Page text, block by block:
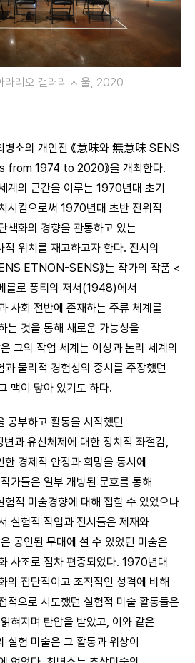
라리오 갤러리 서울, 2020
병소의 개인전 《意味와 無意味 SENS
1974 to 2020》을 개최한다.
계의 근간을 이루는 1970년대 초기
시킴으로써 1970년대 초반 전위적
색화의 경향을 관통하고 있는
위치를 재고하고자 한다. 전시의
ETNON-SENS》는 작가의 작품 <
로 퐁티의 저서(1948)에서
사회 전반에 존재하는 주류 체계를
는 것을 통해 새로운 가능성을
그의 작업 세계는 이성과 논리 세계의
물리적 경험성의 중시를 주장했던
맥이 닿아 있기도 하다.
공부하고 활동을 시작했던
과 유신체제에 대한 정치적 좌절감,
경제적 안정과 희망을 동시에
가들은 일부 개방된 문호를 통해
험적 미술경향에 대해 접할 수 있었으나
실험적 작업과 전시들은 제재와
공인된 무대에 설 수 있었던 미술은
사조로 점차 편중되었다. 1970년대
의 집단적이고 조직적인 성격에 비해
적으로 시도했던 실험적 미술 활동들은
혀지며 탄압을 받았고, 이와 같은
실험 미술은 그 활동과 위상이